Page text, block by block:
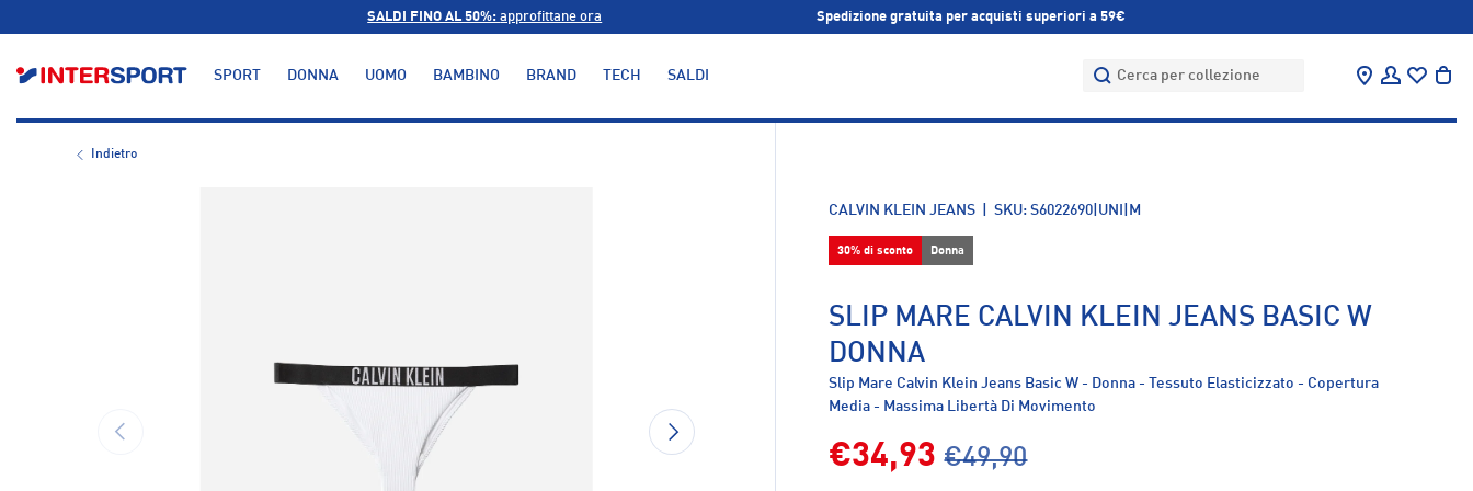
SALDI FINO AL 50%:approfittane ora Spedizione gratuita per acquisti superiori a 59€
Cerca
Cerca
Trova negozio
Accedi
SPORT DONNA UOMO BAMBINO BRAND TECH SALDI
Indietro
INDIETRO AVANTI
CALVIN KLEIN JEANS |SKU: S6022690|UNI|M
30% di sconto Donna
SLIP MARE CALVIN KLEIN JEANS BASIC W
DONNA
Slip Mare Calvin Klein Jeans Basic W - Donna - Tessuto Elasticizzato - Copertura
Media - Massima Libertà Di Movimento
€34,93€49,90